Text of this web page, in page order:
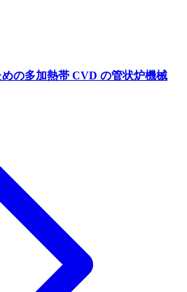
の多加熱帯 CVD の管状炉機械